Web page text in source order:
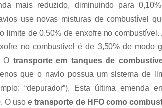
mais reduzido, diminuindo para
use novas misturas de combustível
limite de 0,50% de enxofre no combustível.
no combustível é de 3,50% de modo
O transporte em tanques de
que o navio possua um sistema de
“depurador”). Esta última emenda
O uso etransporte de HFO como